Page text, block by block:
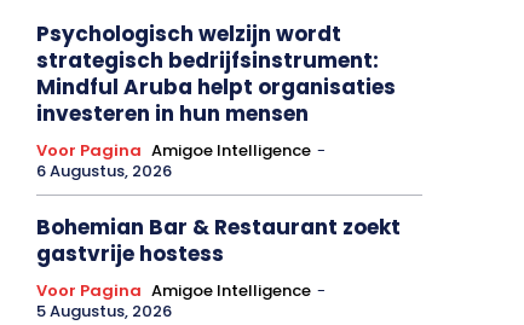
Psychologisch welzijn wordt
strategisch bedrijfsinstrument:
Mindful Aruba helpt organisaties
investeren in hun mensen
Voor Pagina Amigoe Intelligence -
6 Augustus, 2026
Bohemian Bar & Restaurant zoekt
gastvrije hostess
Voor Pagina Amigoe Intelligence -
5 Augustus, 2026